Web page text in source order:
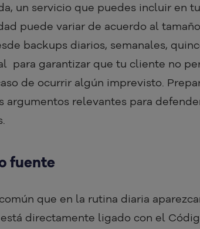
un servicio que puedes incluir en
puede variar de acuerdo al
backups diarios, semanales,
para garantizar que tu cliente no
de ocurrir algún imprevisto.
argumentos relevantes para
fuente
que en la rutina diaria
directamente ligado con el